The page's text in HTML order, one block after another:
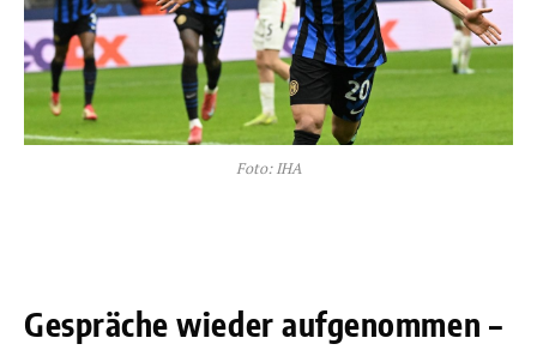
Foto: IHA
Gespräche wieder aufgenommen –